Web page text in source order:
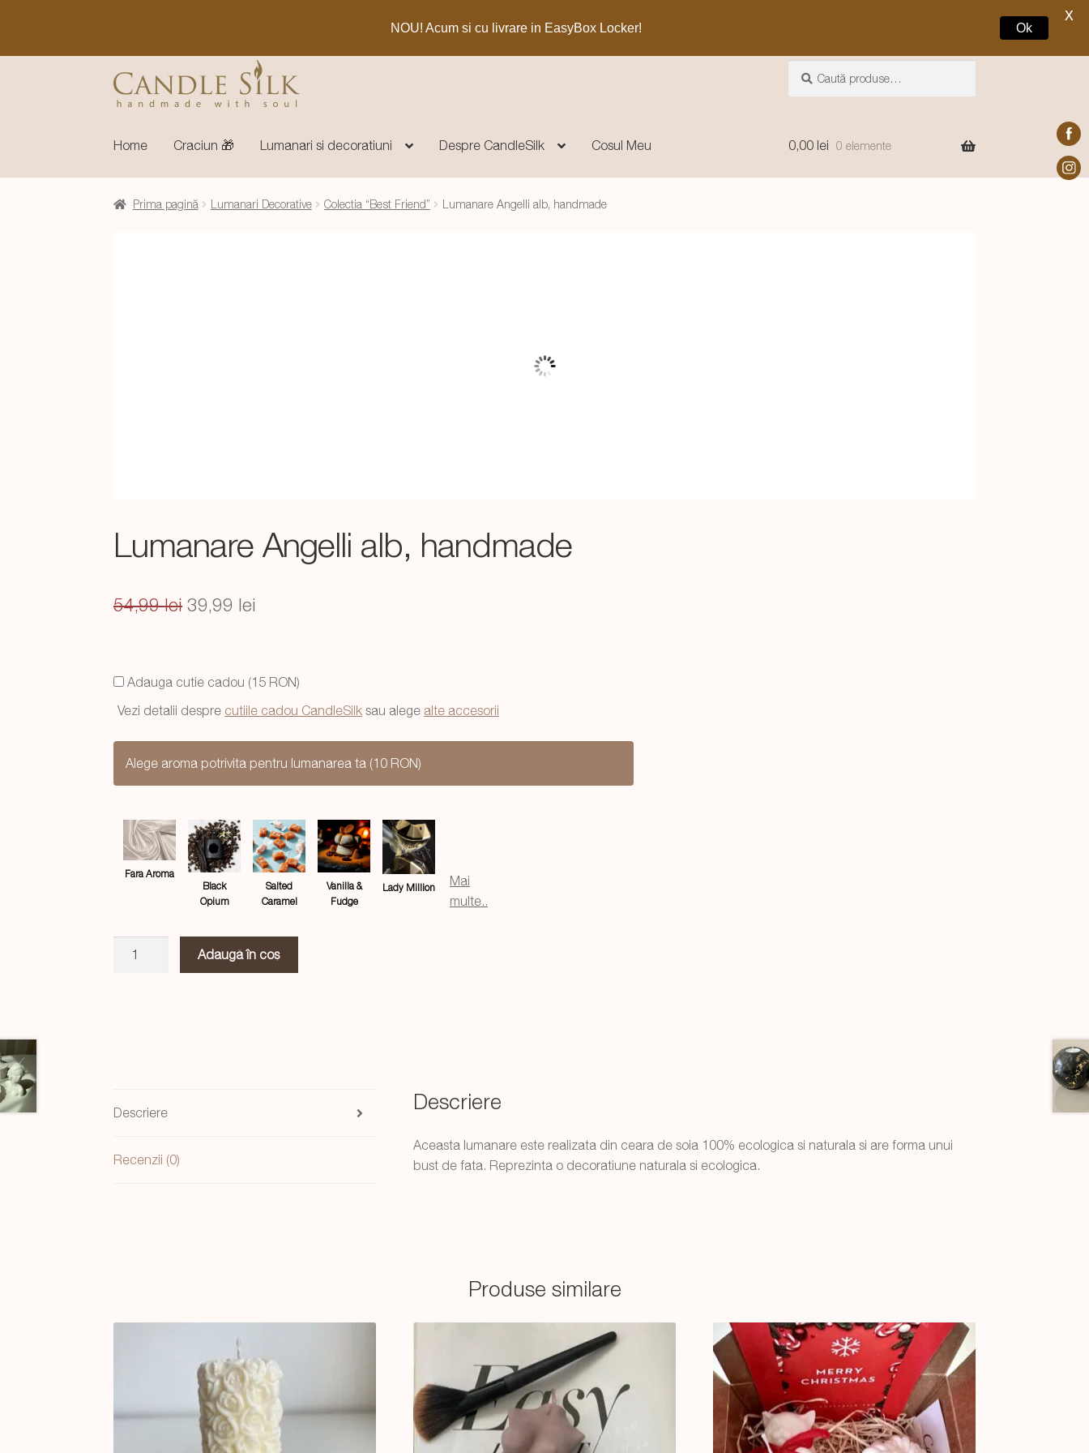
la
navigare
la
conținut
Caută
după:
Home Craciun 🎁 Lumanari si decoratiuni Despre CandleSilk Cosul Meu 0,00 lei 0 elemente
Prima pagină Lumanari Decorative Colectia “Best Friend” Lumanare Angelli alb, handmade
Lumanare Angelli alb, handmade
54,99lei Prețul
fost:
54,99 lei.
39,99 lei
39,99 lei.
Adauga cutie cadou (15 RON)
Vezi detalii despre cutiile cadou CandleSilk sau alege alte accesorii
Alege aroma potrivita pentru lumanarea ta (10 RON)
Fara Aroma
Black
Opium
Salted
Caramel
Vanilla &
Fudge
Lady Million
Mai
multe..
Adaugă în coș
Descriere
Recenzii (0)
Descriere
Aceasta lumanare este realizata din ceara de soia 100% ecologica si naturala si are forma unui
bust de fata. Reprezinta o decoratiune naturala si ecologica.
Produse similare
NOU! Acum si cu livrare in EasyBox Locker! Ok
X